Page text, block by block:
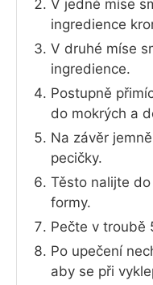
V jedné míse
ingredience
V druhé míse
ingredience.
Postupně
do mokrých a
Na závěr
pecičky.
Těsto nalijte
formy.
Pečte v troubě
Po upečení
aby se při